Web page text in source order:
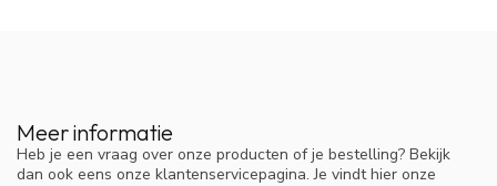
Meer informatie
Heb je een vraag over onze producten of je bestelling? Bekijk
dan ook eens onze klantenservicepagina. Je vindt hier onze